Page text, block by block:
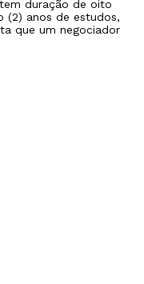
tem duração de oito
(2) anos de estudos,
que um negociador
para o